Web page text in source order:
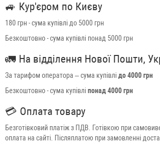
🚙 Кур'єром по Києву
180 грн - сума купівлі до 5000 грн
Безкоштовно - сума купівлі понад 5000 грн
🚛 На відділення Нової Пошти,
За тарифом оператора – сума купівлідо 4000 грн
Безкоштовно - сума купівліпонад 4000 грн
💳 Оплата товару
Безготівковий платіж з ПДВ. Готівкою при
оплата на сайті. Післяплатою при замовленні